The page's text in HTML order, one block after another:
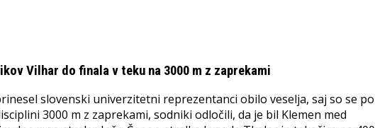
Vilhar do finala v teku na 3000 m z zaprekami
slovenski univerzitetni reprezentanci obilo veselja, saj so se po
3000 m z zaprekami, sodniki odločili, da je bil Klemen med